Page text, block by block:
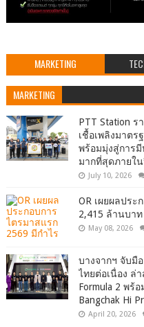
MARKETING
MARKETING
PTT Station
เชื้อเพลิงมาต
พร้อมมุ่งสู่การมี
มากที่สุดภายใ
July 10, 2026
OR เผยผลประ
2,415 ล้านบา
May 08, 2026
บางจากฯ จับมื
ไทยต่อเนื่อง ล่
Formula 2 พร้
Bangchak Hi
April 20, 2026